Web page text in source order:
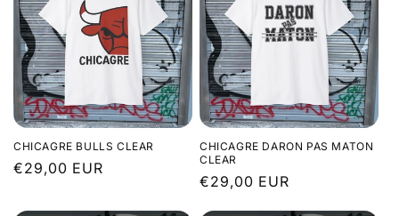
CHICAGRE BULLS CLEAR
Prix
€29,00 EUR
CHICAGRE DARON PAS MATON
CLEAR
Prix
€29,00 EUR